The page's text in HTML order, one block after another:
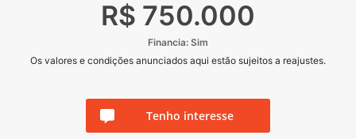
R$ 750.000
Financia: Sim
Os valores e condições anunciados aqui estão sujeitos a reajustes.
Tenho interesse